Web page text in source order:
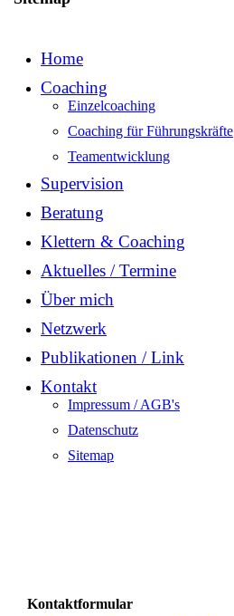
Home
Coaching
Einzelcoaching
Coaching für Führungskräfte
Teamentwicklung
Supervision
Beratung
Klettern & Coaching
Aktuelles / Termine
Über mich
Netzwerk
Publikationen / Link
Kontakt
Impressum / AGB's
Datenschutz
Sitemap
Kontaktformular